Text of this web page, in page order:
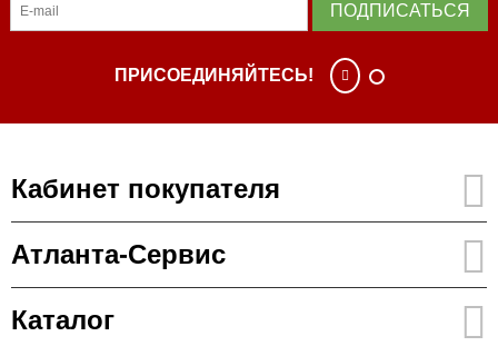
ПОДПИСАТЬСЯ
ПРИСОЕДИНЯЙТЕСЬ!
Кабинет покупателя
Атланта-Сервис
Каталог